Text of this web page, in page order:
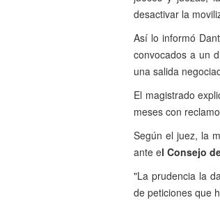
desactivar la
Así lo informó
convocados a un
una salida
El magistrado
meses con
Según el juez, la
ante el Consejo
"La prudencia la
de peticiones que